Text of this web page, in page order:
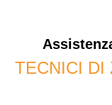
TECNICI DI